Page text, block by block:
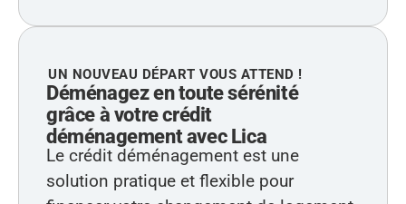
UN NOUVEAU DÉPART VOUS ATTEND !
Déménagez en toute sérénité
grâce à votre crédit
déménagement avec Lica
Le crédit déménagement est une
solution pratique et flexible pour